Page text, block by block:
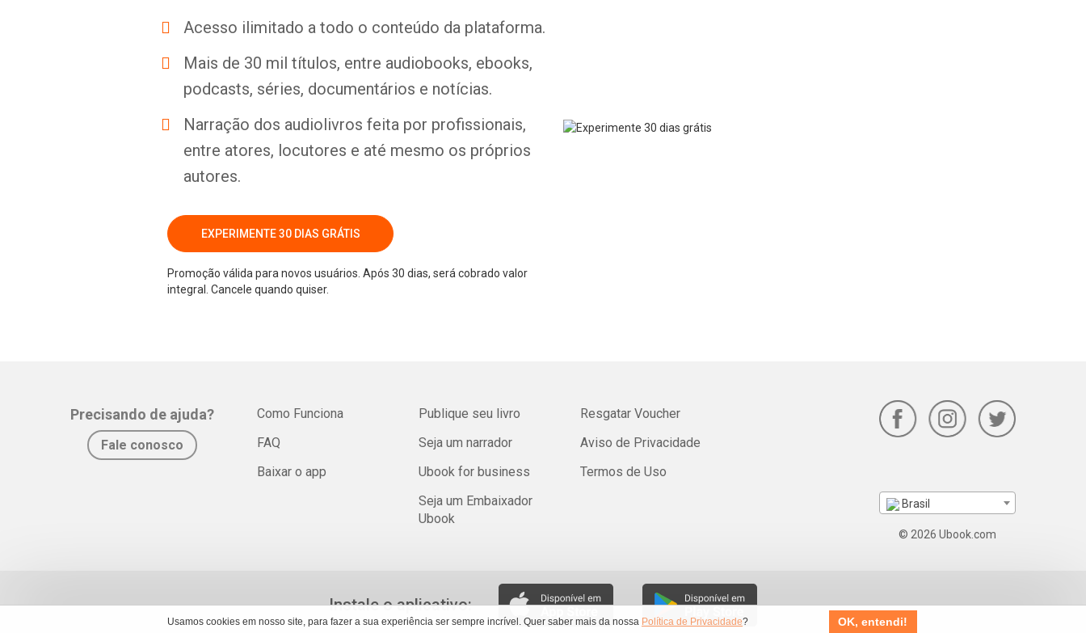
Usamos cookies em nosso site, para fazer a sua experiência ser sempre incrível. Quer saber mais da nossa Política de Privacidade? OK, entendi!
Acesso ilimitado a todo o conteúdo da plataforma.
Mais de 30 mil títulos, entre audiobooks, ebooks,
podcasts, séries, documentários e notícias.
Narração dos audiolivros feita por profissionais,
entre atores, locutores e até mesmo os próprios
autores.
EXPERIMENTE 30 DIAS GRÁTIS
Promoção válida para novos usuários. Após 30 dias, será cobrado valor
integral. Cancele quando quiser.
Precisando de ajuda?
Fale conosco
Como Funciona
FAQ
Baixar o app
Publique seu livro
Seja um narrador
Ubook for business
Seja um Embaixador
Ubook
Resgatar Voucher
Aviso de Privacidade
Termos de Uso
Brasil
© 2026 Ubook.com
Instale o aplicativo: